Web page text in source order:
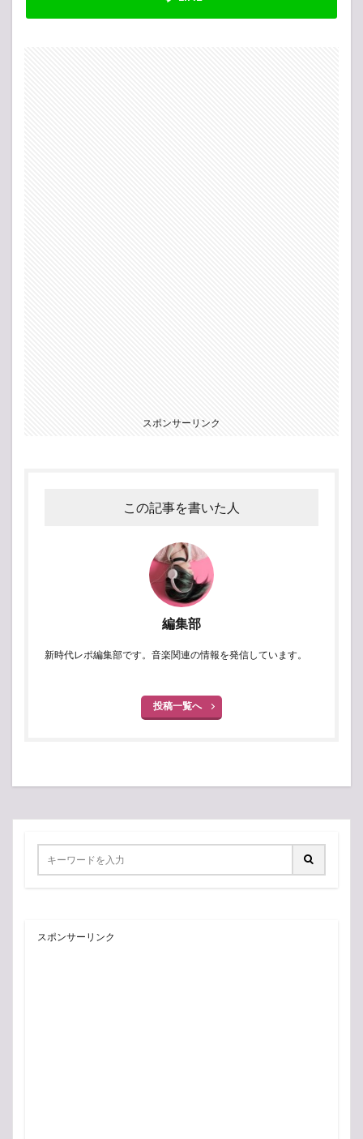
スポンサーリンク
この記事を書いた人
編集部
新時代レポ編集部です。音楽関連の情報を発信しています。
投稿一覧へ
スポンサーリンク